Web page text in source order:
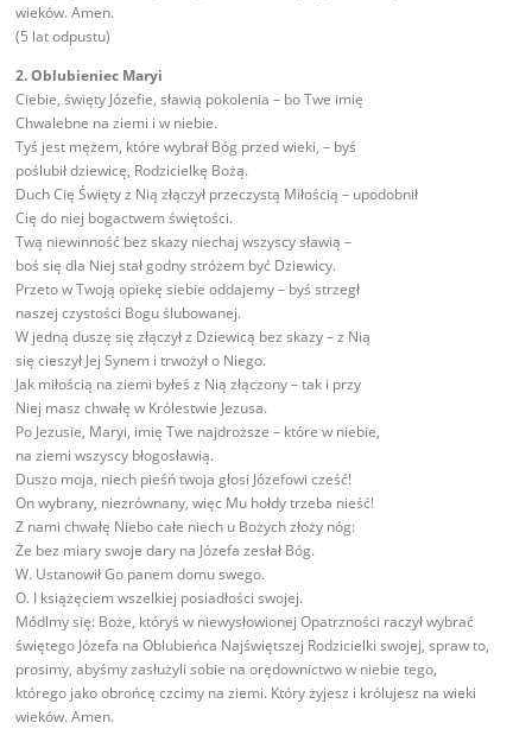
wieków. Amen.
(5 lat odpustu)
2. Oblubieniec Maryi
Ciebie, święty Józefie, sławią pokolenia – bo Twe imię
Chwalebne na ziemi i w niebie.
Tyś jest mężem, które wybrał Bóg przed wieki, – byś
poślubił dziewicę, Rodzicielkę Bożą.
Duch Cię Święty z Nią złączył przeczystą Miłością – upodobnił
Cię do niej bogactwem świętości.
Twą niewinność bez skazy niechaj wszyscy sławią –
boś się dla Niej stał godny stróżem być Dziewicy.
Przeto w Twoją opiekę siebie oddajemy – byś strzegł
naszej czystości Bogu ślubowanej.
W jedną duszę się złączył z Dziewicą bez skazy – z Nią
się cieszył Jej Synem i trwożył o Niego.
Jak miłością na ziemi byłeś z Nią złączony – tak i przy
Niej masz chwałę w Królestwie Jezusa.
Po Jezusie, Maryi, imię Twe najdroższe – które w niebie,
na ziemi wszyscy błogosławią.
Duszo moja, niech pieśń twoja głosi Józefowi cześć!
On wybrany, niezrównany, więc Mu hołdy trzeba nieść!
Z nami chwałę Niebo całe niech u Bożych złoży nóg:
Że bez miary swoje dary na Józefa zesłał Bóg.
W. Ustanowił Go panem domu swego.
O. I książęciem wszelkiej posiadłości swojej.
Módlmy się: Boże, któryś w niewysłowionej Opatrzności raczył wybrać
świętego Józefa na Oblubieńca Najświętszej Rodzicielki swojej, spraw to,
prosimy, abyśmy zasłużyli sobie na orędownictwo w niebie tego,
którego jako obrońcę czcimy na ziemi. Który żyjesz i królujesz na wieki
wieków. Amen.